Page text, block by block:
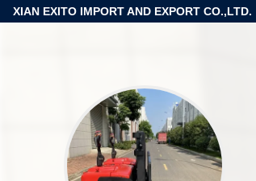
XIAN EXITO IMPORT AND EXPORT CO.,LTD.